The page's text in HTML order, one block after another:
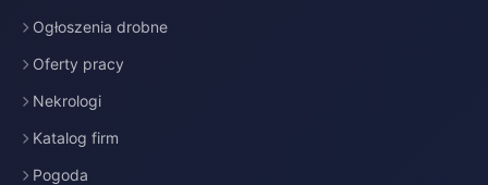
Ogłoszenia drobne
Oferty pracy
Nekrologi
Katalog firm
Pogoda